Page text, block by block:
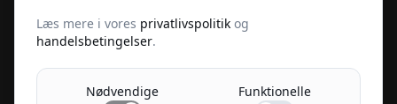
Privatlivspolitik
Handelsbetingelser
Læs mere i vores privatlivspolitik og
handelsbetingelser.
Nødvendige Funktionelle